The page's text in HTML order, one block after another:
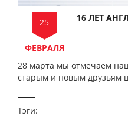
25
ФЕВРАЛЯ
16 ЛЕТ
28 марта мы отмечаем
старым и новым друзьям
Тэги: